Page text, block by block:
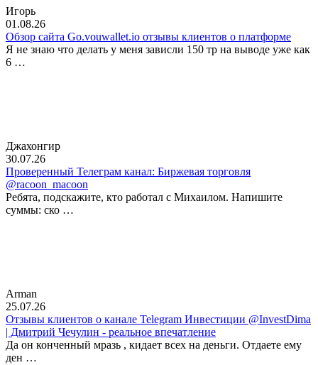
Игорь
01.08.26
Обзор сайта Go.vouwallet.io отзывы клиентов о платформе
Я не знаю что делать у меня зависли 150 тр на выводе уже как
6 …
Джахонгир
30.07.26
Проверенный Телеграм канал: Биржевая торговля
@racoon_macoon
Ребята, подскажите, кто работал с Михаилом. Напишите
суммы: ско …
Arman
25.07.26
Отзывы клиентов о канале Telegram Инвестиции @InvestDima
| Дмитрий Чечулин - реальное впечатление
Да он конченный мразь , кидает всех на деньги. Отдаете ему
ден …